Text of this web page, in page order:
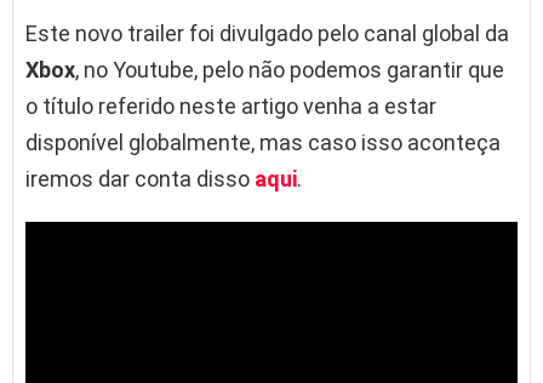
Este novo trailer foi divulgado pelo canal global da
Xbox, no Youtube, pelo não podemos garantir que
o título referido neste artigo venha a estar
disponível globalmente, mas caso isso aconteça
iremos dar conta disso aqui.